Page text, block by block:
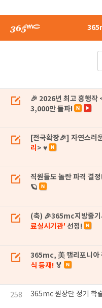
🎉 2026년 최고 흥행작
3,000만 돌파!
[전국확장🎉] 자연스러
리 > ♥
직원들도 놀란 파격 결정!
🪐
(축) 🎉365mc지방줄
료실시기관' 선정!
365mc, 美 캘리포니아
식 등재! 🏅
258 365mc 원장단 정기 학